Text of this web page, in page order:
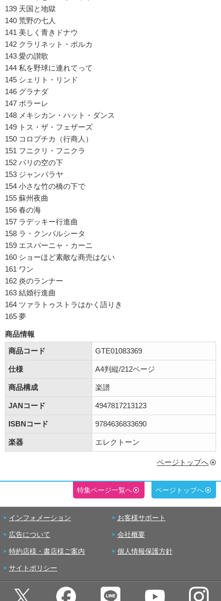
139 天国と地獄
140 荒野の七人
141 美しく青きドナウ
142 クラリネット・ポルカ
143 愛の讃歌
144 私を野球に連れてって
145 シェリト・リンド
146 グラナダ
147 ボラーレ
148 メキシカン・ハット・ダンス
149 トス・ザ・フェザーズ
150 コロプチカ（行商人）
151 フニクリ・フニクラ
152 パリの空の下
153 ジャンバラヤ
154 小さな竹の橋の下で
155 蘇州夜曲
156 春の海
157 ラデッキー行進曲
158 ラ・クンパルシータ
159 エスパーニャ・カーニ
160 ショーほど素敵な商売はない
161 ワン
162 炎のランナー
163 結婚行進曲
164 ツァラトゥストラはかく語りき
165 夢
商品情報
商品コード
GTE01083369
仕様 A4判縦/212ページ
商品構成 楽譜
JANコード 4947817213123
ISBNコード 9784636833690
楽器 エレクトーン
ページトップへ
特集ページ一覧へ ページトップへ
インフォメーション お客様サポート
広告について 会社概要
特約店様・書店様ご案内 個人情報保護方針
サイトポリシー